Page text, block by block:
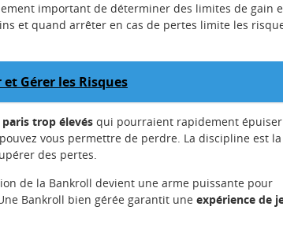
important de déterminer des limites de gain
et quand arrêter en cas de pertes limite les
Gérer les Risques
trop élevés qui pourraient rapidement épuiser
vous permettre de perdre. La discipline est la
des pertes.
de la Bankroll devient une arme puissante pour
Bankroll bien gérée garantit une expérience de